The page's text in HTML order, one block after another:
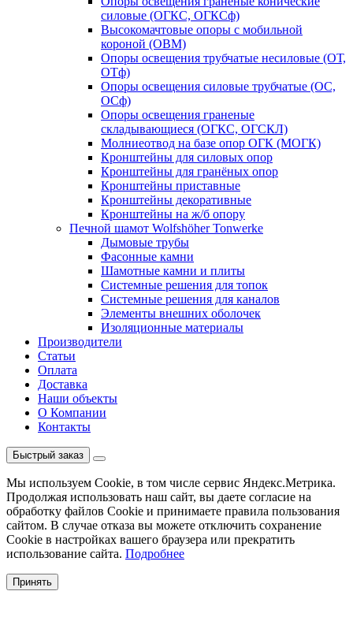
силовые (ОГКС, ОГКСф)
Высокомачтовые опоры с мобильной
короной (ОВМ)
Опоры освещения трубчатые несиловые (ОТ,
ОТф)
Опоры освещения силовые трубчатые (ОС,
ОСф)
Опоры освещения граненые
складывающиеся (ОГКС, ОГСКЛ)
Молниеотвод на базе опор ОГК (МОГК)
Кронштейны для силовых опор
Кронштейны для гранёных опор
Кронштейны приставные
Кронштейны декоративные
Кронштейны на ж/б опору
Печной шамот Wolfshöher Tonwerke
Дымовые трубы
Фасонные камни
Шамотные камни и плиты
Системные решения для топок
Системные решения для каналов
Элементы внешних оболочек
Изоляционные материалы
Производители
Статьи
Оплата
Доставка
Наши объекты
О Компании
Контакты
Быстрый заказ
Мы используем Cookie, в том числе сервис Яндекс.Метрика.
Продолжая использовать наш сайт, вы даете согласие на
обработку файлов Cookie и принимаете правила пользования
сайтом. В случае отказа вы можете отключить сохранение
Cookie в настройках вашего браузера или прекратить
использование сайта. Подробнее
Принять